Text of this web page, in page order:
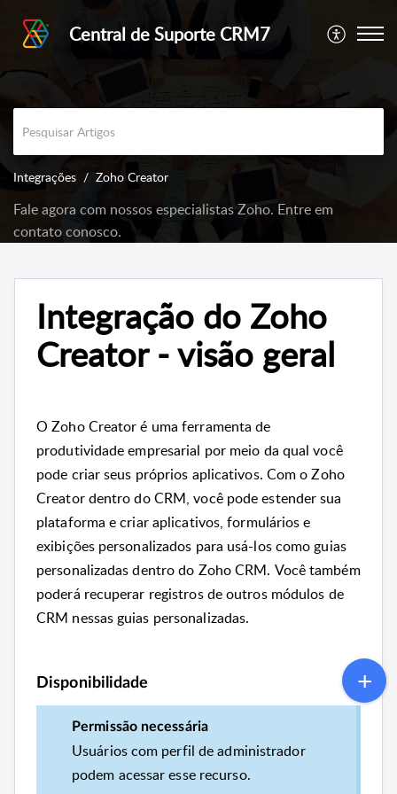
Central de Suporte CRM7
Integrações Zoho Creator
Fale agora com nossos especialistas Zoho. Entre em
contato conosco.
Integração do Zoho
Creator - visão geral
O Zoho Creator é uma ferramenta de
produtividade empresarial por meio da qual você
pode criar seus próprios aplicativos. Com o Zoho
Creator dentro do CRM, você pode estender sua
plataforma e criar aplicativos, formulários e
exibições personalizados para usá-los como guias
personalizadas dentro do Zoho CRM. Você também
poderá recuperar registros de outros módulos de
CRM nessas guias personalizadas.
Disponibilidade
Permissão necessária
Usuários com perfil de administrador
podem acessar esse recurso.